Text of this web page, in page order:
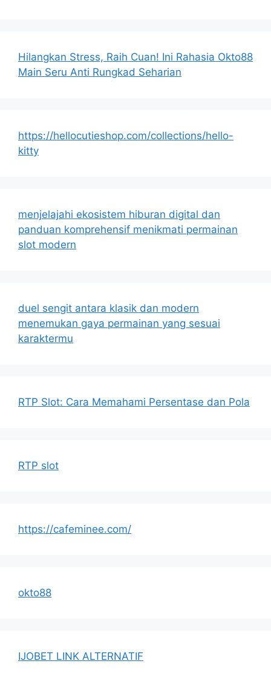
Hilangkan Stress, Raih Cuan! Ini Rahasia Okto88
Main Seru Anti Rungkad Seharian
https://hellocutieshop.com/collections/hello-
kitty
menjelajahi ekosistem hiburan digital dan
panduan komprehensif menikmati permainan
slot modern
duel sengit antara klasik dan modern
menemukan gaya permainan yang sesuai
karaktermu
RTP Slot: Cara Memahami Persentase dan Pola
RTP slot
https://cafeminee.com/
okto88
IJOBET LINK ALTERNATIF